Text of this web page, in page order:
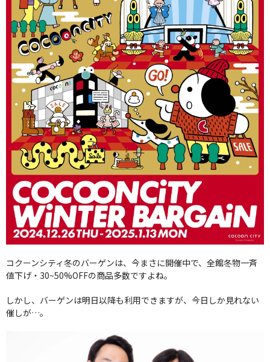
コクーンシティ冬のバーゲンは、今まさに開催中で、全館冬物一斉
値下げ・30~50%OFFの商品多数ですよね。
しかし、バーゲンは明日以降も利用できますが、今日しか見れない
催しが…。